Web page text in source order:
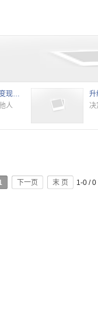
黄启团NLP执行师课程：揭开改变现状的秘密
人
升
决
下一页 末 页 1-0 /